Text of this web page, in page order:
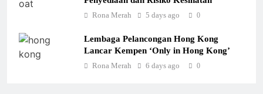
Rona Merah 5 days ago 0
Lembaga Pelancongan Hong Kong
Lancar Kempen ‘Only in Hong Kong’
Rona Merah 6 days ago 0